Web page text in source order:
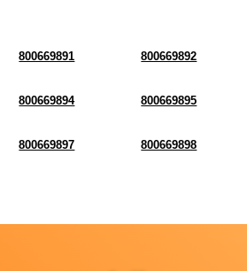
800669891 800669892
800669894 800669895
800669897 800669898